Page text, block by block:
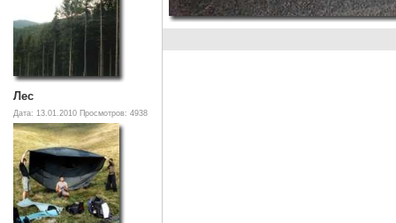
Лес
Дата: 13.01.2010 Просмотров: 4938